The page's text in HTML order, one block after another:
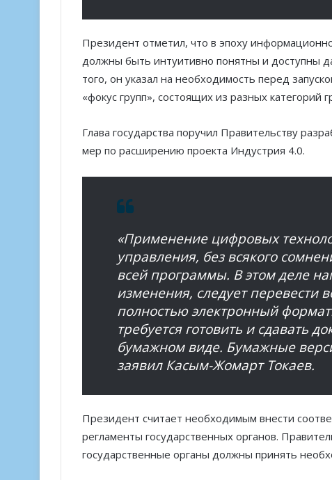
Президент отметил, что в эпоху
должны быть интуитивно понятны и доступны
того, он указал на необходимость перед
«фокус групп», состоящих из разных
Глава государства поручил Правительству
мер по расширению проекта Индустрия 4.0.
«Применение цифровых
управления, без всякого
всей программы. В этом деле
изменения, следует перевести
полностью электронный
требуется готовить и сдавать
бумажном виде. Бумажные
заявил Касым-Жомарт Токаев.
Президент считает необходимым внести
регламенты государственных органов.
государственные органы должны принять